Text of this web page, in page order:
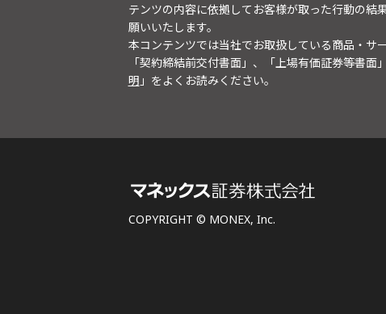
テンツの内容に依拠してお客様が取った行動の
願いいたします。
本コンテンツでは当社でお取扱している商品・サ
「契約締結前交付書面」、「上場有価証券等書
明 」をよくお読みください。
COPYRIGHT © MONEX, Inc.